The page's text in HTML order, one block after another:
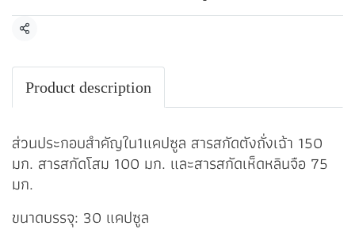
แชร์
Product description
ส่วนประกอบสำคัญใน1แคปซูล สารสกัดตังถั่งเฉ้า 150
มก. สารสกัดโสม 100 มก. และสารสกัดเห็ดหลินจือ 75
มก.
ขนาดบรรจุ: 30 แคปซูล